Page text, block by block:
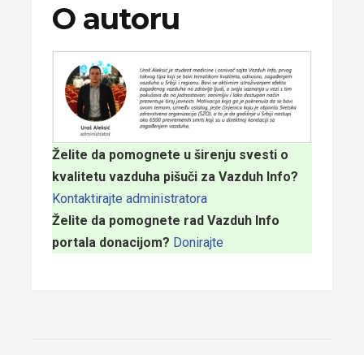
O autoru
Želite da pomognete u širenju svesti o
kvalitetu vazduha pišuči za Vazduh Info?
Kontaktirajte administratora
Želite da pomognete rad Vazduh Info
portala donacijom? Donirajte